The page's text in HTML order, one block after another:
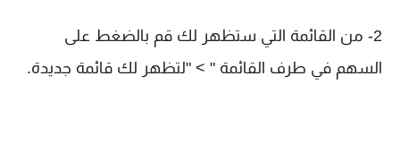
2- من القائمة التي ستظهر لك قم بالضغط على
السهم في طرف القائمة " > "لتظهر لك قائمة جديدة.